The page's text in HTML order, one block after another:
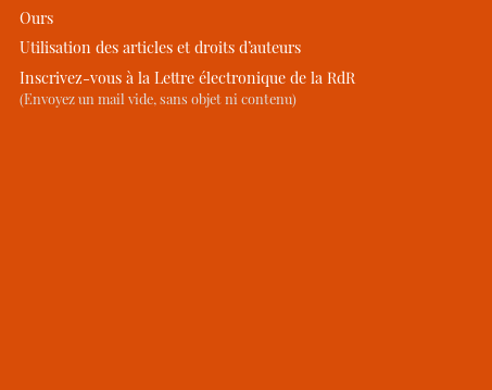
Ours
Utilisation des articles et droits d’auteurs
Inscrivez-vous à la Lettre électronique de la RdR
(Envoyez un mail vide, sans objet ni contenu)